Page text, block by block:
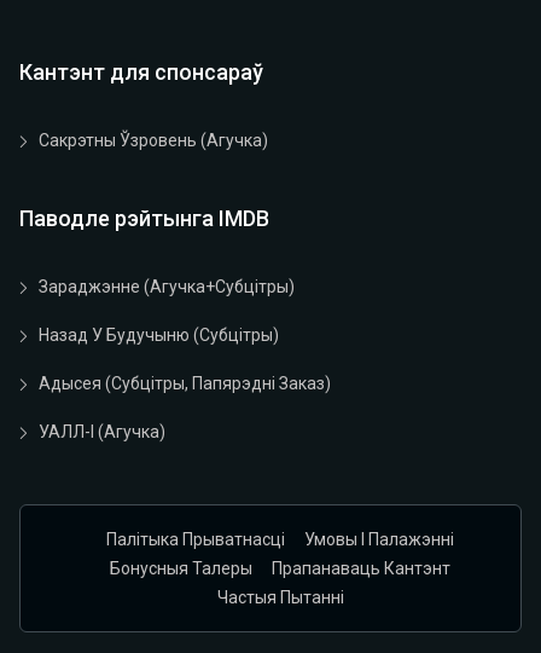
Кантэнт для спонсараў
Сакрэтны Ўзровень (агучка)
Паводле рэйтынга IMDB
Зараджэнне (агучка+субцітры)
Назад У Будучыню (субцітры)
Адысея (субцітры, Папярэдні Заказ)
УАЛЛ-І (агучка)
Палітыка Прыватнасці
Умовы І Палажэнні
Бонусныя Талеры
Прапанаваць Кантэнт
Частыя Пытанні